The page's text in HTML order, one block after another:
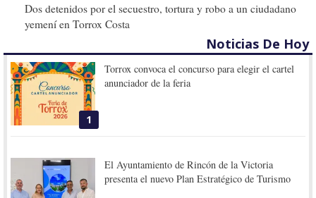
Dos detenidos por el secuestro, tortura y robo a un ciudadano
yemení en Torrox Costa
Noticias De Hoy
1
Torrox convoca el concurso para elegir el cartel
anunciador de la feria
El Ayuntamiento de Rincón de la Victoria
presenta el nuevo Plan Estratégico de Turismo